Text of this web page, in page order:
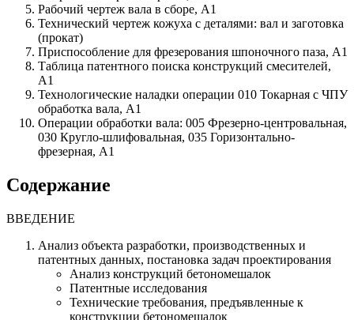
Рабочий чертеж вала в сборе, А1
Технический чертеж кожуха с деталями: вал и заготовка
(прокат)
Приспособление для фрезерования шпоночного паза, А1
Таблица патентного поиска конструкций смесителей,
А1
Технологические наладки операции 010 Токарная с ЧПУ
обработка вала, А1
Операции обработки вала: 005 Фрезерно-центровальная,
030 Кругло-шлифовальная, 035 Горизонтально-
фрезерная, А1
Содержание
ВВЕДЕНИЕ
Анализ объекта разработки, производственных и
патентных данных, постановка задач проектирования
Анализ конструкций бетономешалок
Патентные исследования
Технические требования, предъявленные к
конструкции бетономешалок